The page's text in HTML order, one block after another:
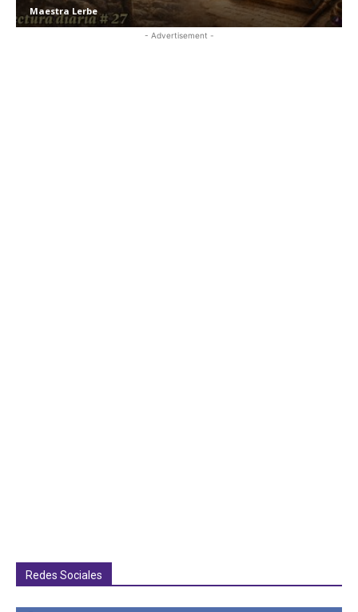
Maestra Lerbe
- Advertisement -
Redes Sociales